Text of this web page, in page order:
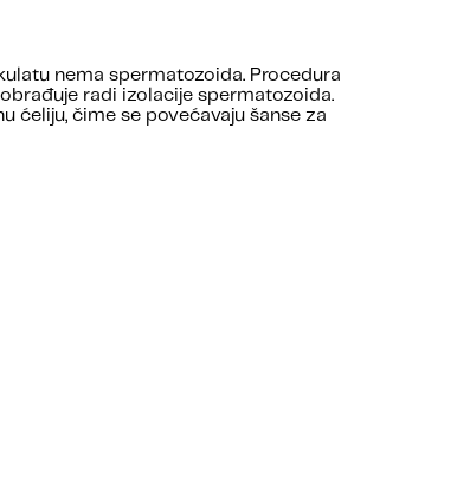
nema spermatozoida. Procedura
radi izolacije spermatozoida.
ćeliju, čime se povećavaju šanse za